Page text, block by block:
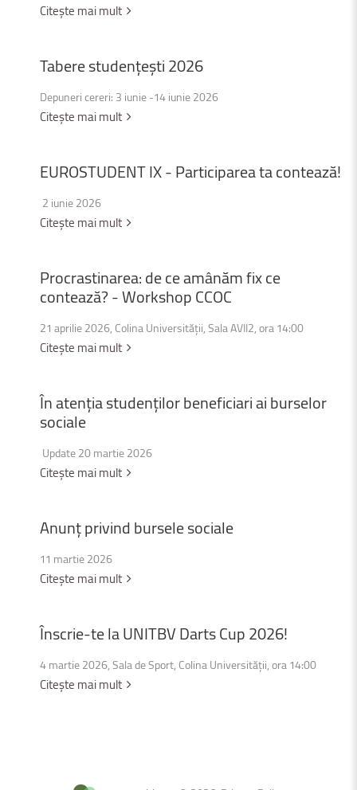
Citește mai mult
Taberestudențești2026
Depuneri cereri: 3 iunie -14 iunie 2026
Citește mai mult
EUROSTUDENTIX-Participareatacontează!
2 iunie 2026
Citește mai mult
Procrastinarea:deceamânămfixce
contează?-WorkshopCCOC
21 aprilie 2026, Colina Universității, Sala AVII2, ora 14:00
Citește mai mult
Înatențiastudențilorbeneficiariaiburselor
sociale
Update 20 martie 2026
Citește mai mult
Anunțprivindburselesociale
11 martie 2026
Citește mai mult
Înscrie-telaUNITBVDartsCup2026!
4 martie 2026, Sala de Sport, Colina Universității, ora 14:00
Citește mai mult